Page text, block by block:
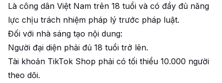
Là công dân Việt Nam trên 18 tuổi và có đầy đủ năng
lực chịu trách nhiệm pháp lý trước pháp luật.
Đối với nhà sáng tạo nội dung:
Người đại diện phải đủ 18 tuổi trở lên.
Tài khoản TikTok Shop phải có tối thiểu 10.000 người
theo dõi.